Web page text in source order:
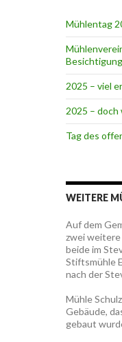
Mühlentag
2025 – viel
2025 –
Tag des
WEITERE
Auf dem
zwei
beide im
Stiftsmühle
nach der
Mühle
Gebäude,
gebaut